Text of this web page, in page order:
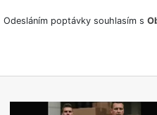
Odesláním poptávky souhlasím s